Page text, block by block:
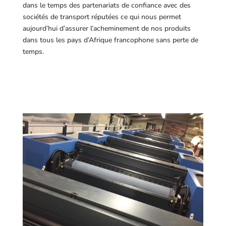
dans le temps des partenariats de confiance avec des
sociétés de transport réputées ce qui nous permet
aujourd’hui d’assurer l’acheminement de nos produits
dans tous les pays d’Afrique francophone sans perte de
temps.